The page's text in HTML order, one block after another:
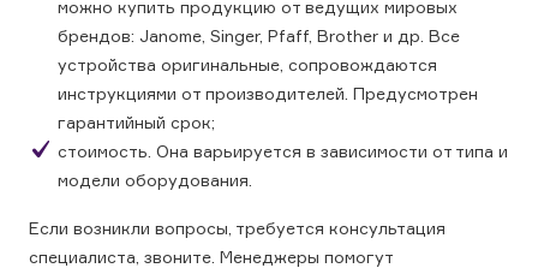
можно купить продукцию от ведущих мировых
брендов: Janome, Singer, Pfaff, Brother и др. Все
устройства оригинальные, сопровождаются
инструкциями от производителей. Предусмотрен
гарантийный срок;
стоимость. Она варьируется в зависимости от типа и
модели оборудования.
Если возникли вопросы, требуется консультация
специалиста, звоните. Менеджеры помогут